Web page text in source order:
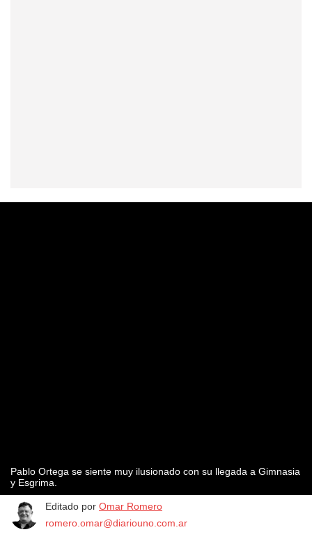
Pablo Ortega se siente muy ilusionado con su llegada a Gimnasia
y Esgrima.
Editado por Omar Romero
romero.omar@diariouno.com.ar